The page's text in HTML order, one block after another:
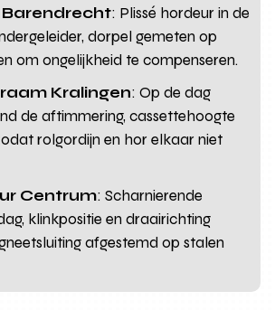
: Plissé hordeur in de
dorpel gemeten op
om ongelijkheid te compenseren.
Kralingen: Op de dag
de aftimmering, cassettehoogte
rolgordijn en hor elkaar niet
Centrum: Scharnierende
klinkpositie en draairichting
afgestemd op stalen